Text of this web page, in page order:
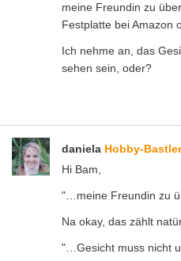
meine Freundin zu
Festplatte bei Amazon
Ich nehme an, das
sehen sein, oder?
daniela Hobby-
Hi Bam,
"…meine Freundin zu
Na okay, das zählt
"…Gesicht muss nicht